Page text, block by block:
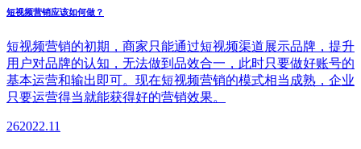
短视频营销应该如何做？
短视频营销的初期，商家只能通过短视频渠道展示品牌，提升
用户对品牌的认知，无法做到品效合一，此时只要做好账号的
基本运营和输出即可。现在短视频营销的模式相当成熟，企业
只要运营得当就能获得好的营销效果。
262022.11